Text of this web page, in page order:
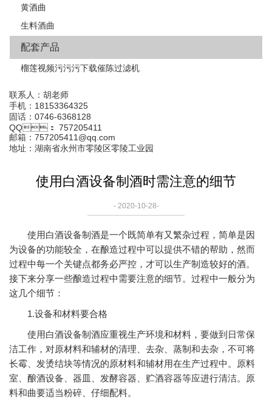
黄酒曲
生料酒曲
配套产品
榴莲视频污污污下载催陈过滤机
联系人：胡老师
手机：18153364325
固话：0746-6368128
QQ： 757205411
邮箱：757205411@qq.com
地址：湖南省永州市零陵区零陵工业园
使用白酒设备制酒时需注意的细节
- 2020-10-28-
使用白酒设备制酒是一个既简单有又繁杂过程，简单是因
为设备的功能较全，在酿造过程中可以提供不错的帮助，然而
过程中每一个关键点都务必严控，才可以生产制造较好的酒。
接下来分享一些酿造过程中需要注意的细节。过程中一般分为
这几个细节：
1.设备和材料要合格
使用白酒设备制酒应重视生产环境和材料，要做到日常保
洁工作，对原材料和辅材的清理、去杂、蒸制和去杂，不可将
长霉、发烫结块等情况的原材料和辅材用在生产过程中。原料
室、酿酒设备、器皿、发酵容器、贮酒容器等应进行清洁。原
料和曲要适当粉碎、仔细配料。